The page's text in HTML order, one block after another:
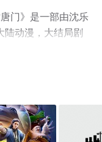
门》是一部由沈乐
陆动漫，大结局剧
删减完整版动漫全